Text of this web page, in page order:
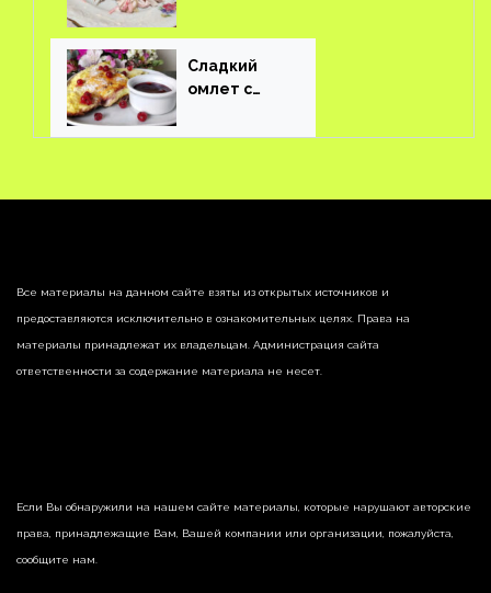
Сладкий
омлет с
Все материалы на данном сайте взяты из открытых источников и
предоставляются исключительно в ознакомительных целях. Права на
материалы принадлежат их владельцам. Администрация сайта
ответственности за содержание материала не несет.
Если Вы обнаружили на нашем сайте материалы, которые нарушают авторские
права, принадлежащие Вам, Вашей компании или организации, пожалуйста,
сообщите нам.